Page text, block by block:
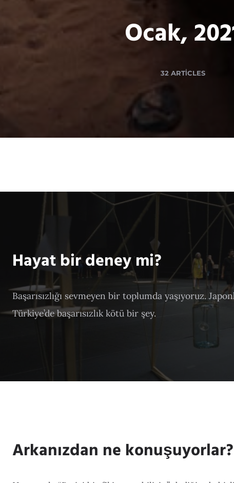
Ocak,
32 ARTICLES
Hayat bir deney mi?
Başarısızlığı sevmeyen bir toplumda yaşıyoruz.
Türkiye’de başarısızlık kötü bir şey.
Arkanızdan ne konuşuyorlar?